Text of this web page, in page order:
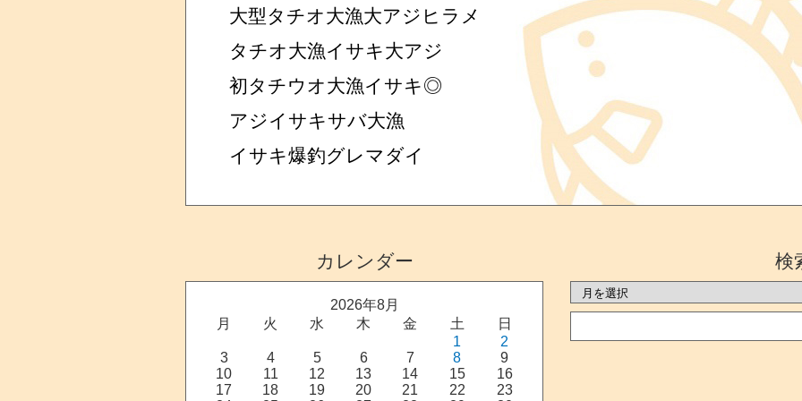
大型タチオ大漁大アジヒラメ
タチオ大漁イサキ大アジ
初タチウオ大漁イサキ◎
アジイサキサバ大漁
イサキ爆釣グレマダイ
カレンダー
2026年8月
月
火 水 木 金 土
日
1
2
3
4 5 6 7 8
9
10
11 12 13 14 15
16
17
18 19 20 21 22
23
検